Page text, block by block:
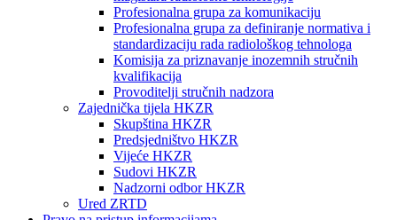
Profesionalna grupa za komunikaciju
Profesionalna grupa za definiranje normativa i
standardizaciju rada radiološkog tehnologa
Komisija za priznavanje inozemnih stručnih
kvalifikacija
Provoditelji stručnih nadzora
Zajednička tijela HKZR
Skupština HKZR
Predsjedništvo HKZR
Vijeće HKZR
Sudovi HKZR
Nadzorni odbor HKZR
Ured ZRTD